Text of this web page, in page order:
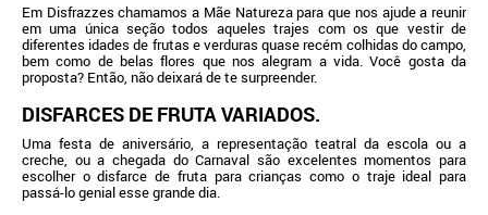
Em Disfrazzes chamamos a Mãe Natureza para que nos ajude a reunir
em uma única seção todos aqueles trajes com os que vestir de
diferentes idades de frutas e verduras quase recém colhidas do campo,
bem como de belas flores que nos alegram a vida. Você gosta da
proposta? Então, não deixará de te surpreender.
DISFARCES DE FRUTA VARIADOS.
Uma festa de aniversário, a representação teatral da escola ou a
creche, ou a chegada do Carnaval são excelentes momentos para
escolher o disfarce de fruta para crianças como o traje ideal para
passá-lo genial esse grande dia.